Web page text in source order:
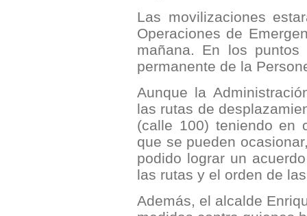
Las movilizaciones
Operaciones de
mañana. En los puntos
permanente de la
Aunque la
las rutas de
(calle 100) teniendo en
que se pueden
podido lograr un
las rutas y el orden de
Además, el alcalde